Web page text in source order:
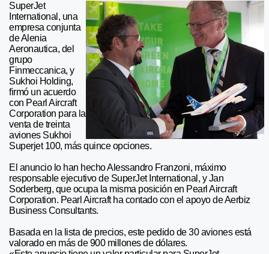
SuperJet
International, una
empresa conjunta
de Alenia
Aeronautica, del
grupo
Finmeccanica, y
Sukhoi Holding,
firmó un acuerdo
con Pearl Aircraft
Corporation para la
venta de treinta
aviones Sukhoi
Superjet 100, más quince opciones.
El anuncio lo han hecho Alessandro Franzoni, máximo
responsable ejecutivo de SuperJet International, y Jan
Soderberg, que ocupa la misma posición en Pearl Aircraft
Corporation. Pearl Aircraft ha contado con el apoyo de Aerbiz
Business Consultants.
Basada en la lista de precios, este pedido de 30 aviones está
valorado en más de 900 millones de dólares.